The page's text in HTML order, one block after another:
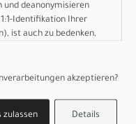
Vado 3
/ SATIN
L
und deanonymisieren
Identifikation Ihrer
ist auch zu bedenken,
akzeptieren?
Details
zulassen